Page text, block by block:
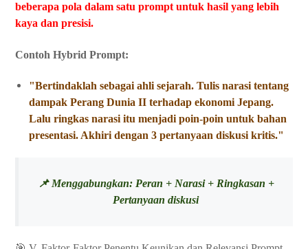
beberapa pola dalam satu prompt untuk hasil yang lebih
kaya dan presisi.
Contoh Hybrid Prompt:
"Bertindaklah sebagai ahli sejarah. Tulis narasi tentang
dampak Perang Dunia II terhadap ekonomi Jepang.
Lalu ringkas narasi itu menjadi poin-poin untuk bahan
presentasi. Akhiri dengan 3 pertanyaan diskusi kritis."
📌 Menggabungkan: Peran + Narasi + Ringkasan +
Pertanyaan diskusi